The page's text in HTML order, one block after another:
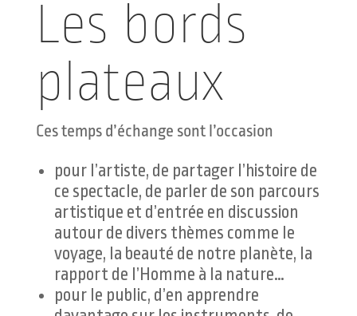
Les bords
plateaux
Ces temps d’échange sont l’occasion
pour l’artiste, de partager l’histoire de
ce spectacle, de parler de son parcours
artistique et d’entrée en discussion
autour de divers thèmes comme le
voyage, la beauté de notre planète, la
rapport de l’Homme à la nature…
pour le public, d’en apprendre